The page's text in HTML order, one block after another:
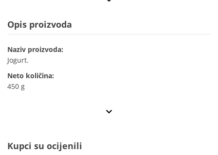
Opis proizvoda
Naziv proizvoda:
Jogurt.
Neto količina:
450 g
Kupci su ocijenili